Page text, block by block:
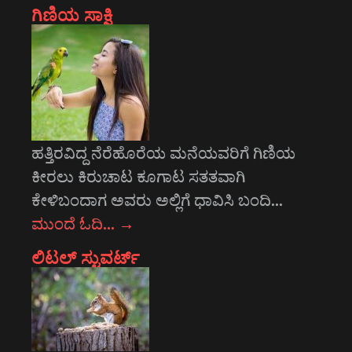
ಗಿಣಿಯ ಸಾಕ್ಷಿ
ಹತ್ತಿರವಿದ್ದ ನೆರೆಹೊರೆಯ ಮನೆಯವರಿಗೆ ಗಿಣಿಯ
ಕೀರಲು ಕಿರುಚಾಟ ಕೂಗಾಟ ಸತತವಾಗಿ
ಕೇಳಿಬಂದಾಗ ಅವರು ಅಲ್ಲಿಗೆ ಧಾವಿಸಿ ಬಂದಿ…
ಮುಂದೆ ಓದಿ… →
ಲಿಟಲ್ ಸ್ಟುವರ್ಟ್